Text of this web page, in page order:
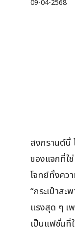
09-04-2568
สงกรานต์นี้
ของแจกที่ใ
โจทย์ทั้งคว
“กระเป๋าสะ
แรงสุด ๆ เ
เป็นแฟชั่นที่